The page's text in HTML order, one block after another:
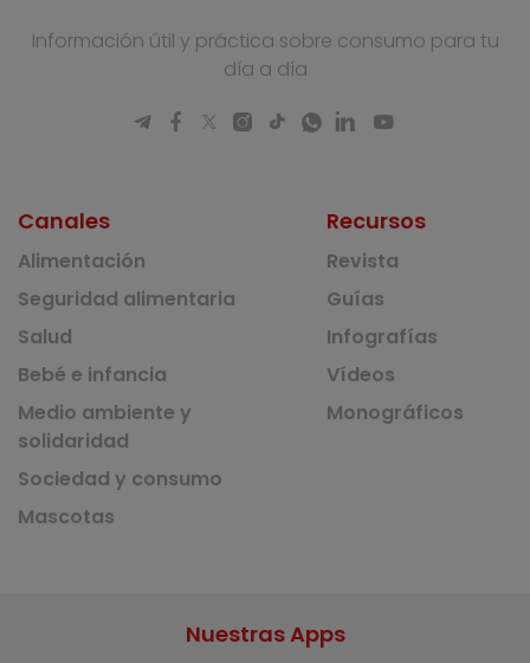
Información útil y práctica sobre consumo para tu
día a día
Canales
Alimentación
Seguridad alimentaria
Salud
Bebé e infancia
Medio ambiente y
solidaridad
Sociedad y consumo
Mascotas
Recursos
Revista
Guías
Infografías
Vídeos
Monográficos
Nuestras Apps